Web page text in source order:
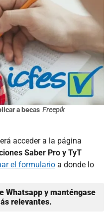
a becas Freepik
acceder a la página
Saber Pro y TyT
el formulario a donde lo
Whatsapp y manténgase
relevantes.